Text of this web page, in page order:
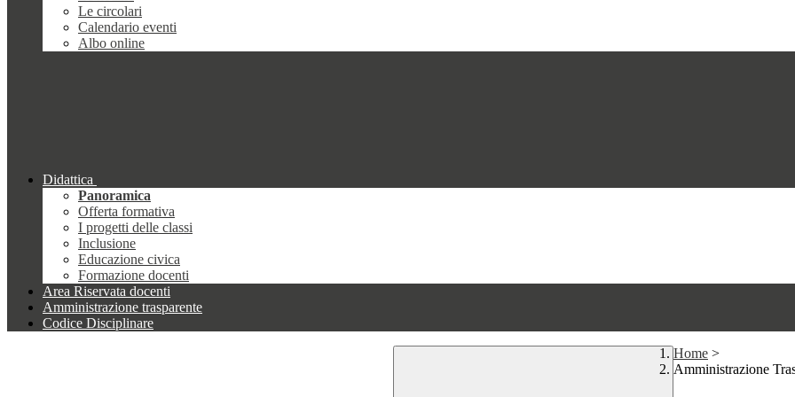
Le circolari
Calendario eventi
Albo online
Didattica
Panoramica
Offerta formativa
I progetti delle classi
Inclusione
Educazione civica
Formazione docenti
Area Riservata docenti
Amministrazione trasparente
Codice Disciplinare
Home >
Amministrazione